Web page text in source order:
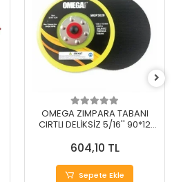
OMEGA ZIMPARA TABANI
CIRTLI DELİKSİZ 5/16'' 90*12
604,10 TL
Sepete Ekle